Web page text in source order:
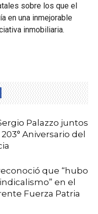
sobre los que el
en una inmejorable
inmobiliaria.
Palazzo juntos
Aniversario del
que “hubo
en el
Fuerza Patria